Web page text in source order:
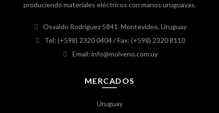
produciendo materiales eléctricos con manos uruguayas.
Osvaldo Rodríguez 5841. Montevideo, Uruguay
Tel: (+598) 2320 0404/ Fax: (+598) 2320 8110
Email: info@molveno.com.uy
MERCADOS
Uruguay